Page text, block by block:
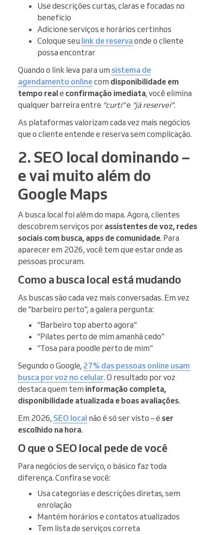
Use descrições curtas, claras e focadas no
benefício
Adicione serviços e horários certinhos
Coloque seu link de reserva onde o cliente
possa encontrar
Quando o link leva para um sistema de
agendamento online com disponibilidade em
tempo reale confirmação imediata, você elimina
qualquer barreira entre “curti”e “já reservei”.
As plataformas valorizam cada vez mais negócios
que o cliente entende e reserva sem complicação.
2. SEO local dominando –
e vai muito além do
Google Maps
A busca local foi além do mapa. Agora, clientes
descobrem serviços por assistentes de voz, redes
sociais com busca, apps de comunidade. Para
aparecer em 2026, você tem que estar onde as
pessoas procuram.
Como a busca local está mudando
As buscas são cada vez mais conversadas. Em vez
de “barbeiro perto”, a galera pergunta:
“Barbeiro top aberto agora”
“Pilates perto de mim amanhã cedo”
“Tosa para poodle perto de mim”
Segundo o Google, 27% das pessoas online usam
busca por voz no celular. O resultado por voz
destaca quem tem informação completa,
disponibilidade atualizada e boas avaliações.
Em 2026, SEO local não é só ser visto – é ser
escolhido na hora.
O que o SEO local pede de você
Para negócios de serviço, o básico faz toda
diferença. Confira se você:
Usa categorias e descrições diretas, sem
enrolação
Mantém horários e contatos atualizados
Tem lista de serviços correta